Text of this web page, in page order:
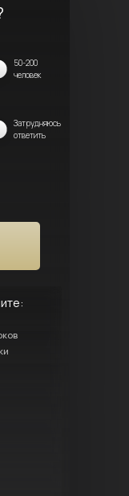
50-200
человек
Затрудняюсь
ответить